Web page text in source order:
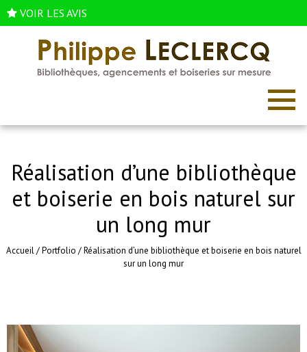
VOIR LES AVIS
Réalisation d’une bibliothèque
et boiserie en bois naturel sur
un long mur
Accueil/Portfolio /Réalisation d’une bibliothèque et boiserie en bois naturel
sur un long mur